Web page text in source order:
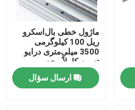
ماژول خطی بال‌اسکرو
ریل 100 کیلوگرمی
3500 میلی‌متری درایو
تسمه کاملاً محصور
ارسال سؤال